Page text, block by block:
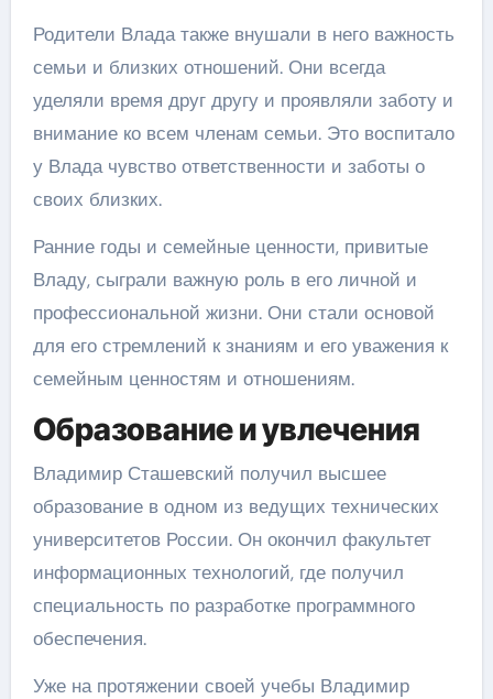
Родители Влада также внушали в него важность
семьи и близких отношений. Они всегда
уделяли время друг другу и проявляли заботу и
внимание ко всем членам семьи. Это воспитало
у Влада чувство ответственности и заботы о
своих близких.
Ранние годы и семейные ценности, привитые
Владу, сыграли важную роль в его личной и
профессиональной жизни. Они стали основой
для его стремлений к знаниям и его уважения к
семейным ценностям и отношениям.
Образование и увлечения
Владимир Сташевский получил высшее
образование в одном из ведущих технических
университетов России. Он окончил факультет
информационных технологий, где получил
специальность по разработке программного
обеспечения.
Уже на протяжении своей учебы Владимир